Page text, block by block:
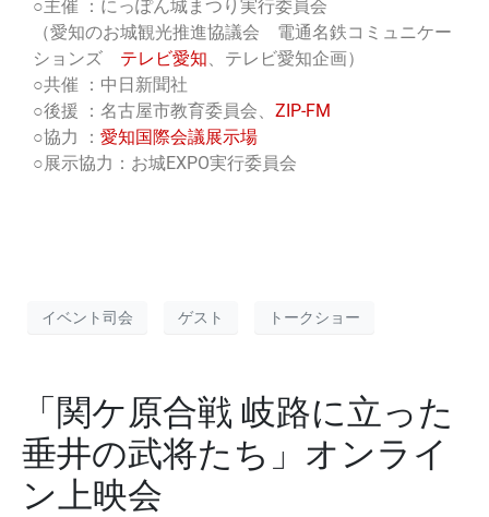
○主催 ：にっぽん城まつり実行委員会
（愛知のお城観光推進協議会 電通名鉄コミュニケー
ションズ テレビ愛知 、テレビ愛知企画）
○共催 ：中日新聞社
○後援 ：名古屋市教育委員会、 ZIP-FM
○協力 ： 愛知国際会議展示場
○展示協力：お城EXPO実行委員会
イベント司会 ゲスト トークショー
「関ケ原合戦 岐路に立った
垂井の武将たち」オンライ
ン上映会